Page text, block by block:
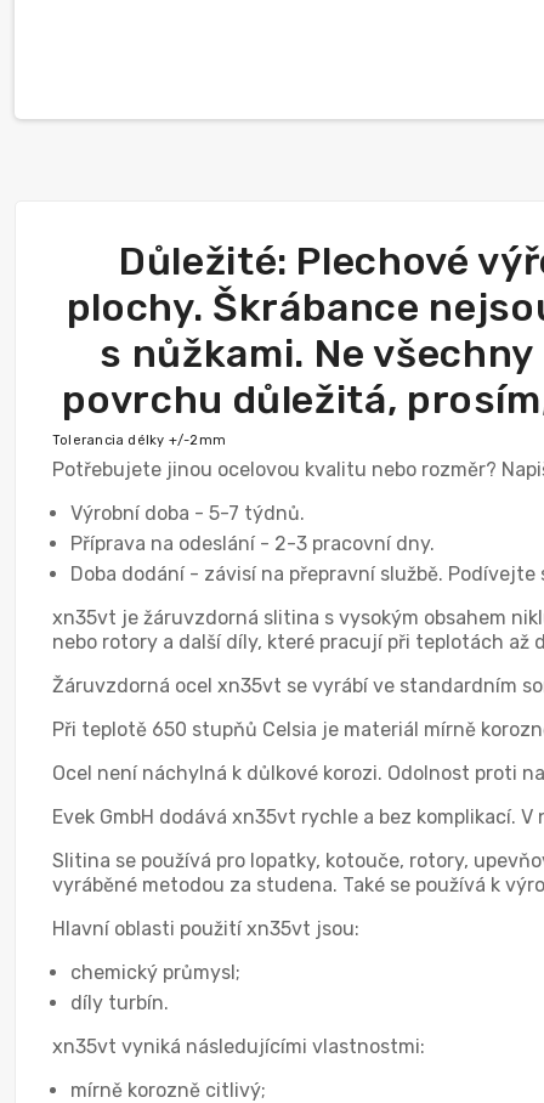
Důležité: Plechové
plochy. Škrábance
s nůžkami. Ne
povrchu důležitá,
Tolerancia délky +/-2mm
Potřebujete jinou ocelovou kvalitu nebo rozměr?
Výrobní doba - 5-7 týdnů.
Příprava na odeslání - 2-3 pracovní dny.
Doba dodání - závisí na přepravní službě. Podívejte
xn35vt je žáruvzdorná slitina s vysokým obsahem
nebo rotory a další díly, které pracují při teplotách až
Žáruvzdorná ocel xn35vt se vyrábí ve standardním
Při teplotě 650 stupňů Celsia je materiál mírně
Ocel není náchylná k důlkové korozi. Odolnost proti
Evek GmbH dodává xn35vt rychle a bez komplikací.
Slitina se používá pro lopatky, kotouče, rotory,
vyráběné metodou za studena. Také se používá k
Hlavní oblasti použití xn35vt jsou:
chemický průmysl;
díly turbín.
xn35vt vyniká následujícími vlastnostmi:
mírně korozně citlivý;